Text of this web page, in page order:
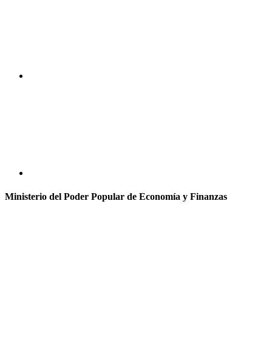
Ministerio del Poder Popular de Economía y Finanzas